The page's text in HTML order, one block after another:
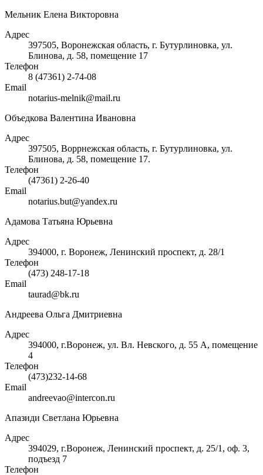
Мельник Елена Викторовна
Адрес
397505, Воронежская область, г. Бутурлиновка, ул.
Блинова, д. 58, помещение 17
Телефон
8 (47361) 2-74-08
Email
notarius-melnik@mail.ru
Объедкова Валентина Ивановна
Адрес
397505, Воррнежская область, г. Бутурлиновка, ул.
Блинова, д. 58, помещение 17.
Телефон
(47361) 2-26-40
Email
notarius.but@yandex.ru
Адамова Татьяна Юрьевна
Адрес
394000, г. Воронеж, Ленинский проспект, д. 28/1
Телефон
(473) 248-17-18
Email
taurad@bk.ru
Андреева Ольга Дмитриевна
Адрес
394000, г.Воронеж, ул. Вл. Невского, д. 55 А, помещение
4
Телефон
(473)232-14-68
Email
andreevao@intercon.ru
Апазиди Светлана Юрьевна
Адрес
394029, г.Воронеж, Ленинский проспект, д. 25/1, оф. 3,
подъезд 7
Телефон